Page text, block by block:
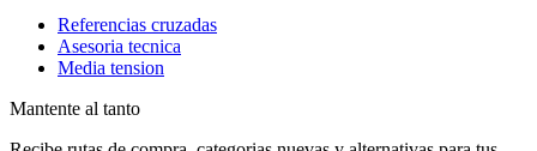
Referencias cruzadas
Asesoria tecnica
Media tension
Mantente al tanto